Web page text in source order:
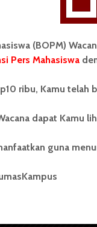
merupakan pers
mandiri oleh mahasiswa
Sumatera Utara
Unit Kegiatan
nama Pers Mahasiswa
yang berdiri pada 1 Juli 1995.
(BOPM)
Pers Mahasiswa
ribu, Kamu telah
dapat Kamu
guna